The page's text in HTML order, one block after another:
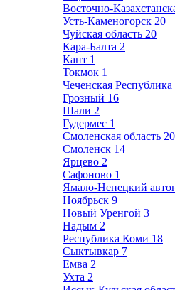
Восточно-
Усть-Каменогорск 20
Чуйская область 20
Кара-Балта 2
Кант 1
Токмок 1
Чеченская Республика
Грозный 16
Шали 2
Гудермес 1
Смоленская область 20
Смоленск 14
Ярцево 2
Сафоново 1
Ямало-Ненецкий
Ноябрьск 9
Новый Уренгой 3
Надым 2
Республика Коми 18
Сыктывкар 7
Емва 2
Ухта 2